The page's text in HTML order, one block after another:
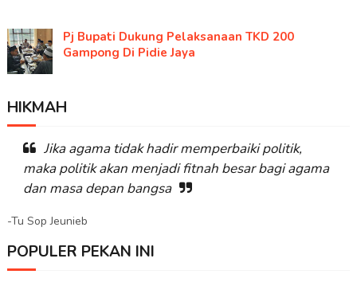
Pj Bupati Dukung Pelaksanaan TKD 200
Gampong Di Pidie Jaya
HIKMAH
Jika agama tidak hadir memperbaiki politik,
maka politik akan menjadi fitnah besar bagi agama
dan masa depan bangsa
-Tu Sop Jeunieb
POPULER PEKAN INI